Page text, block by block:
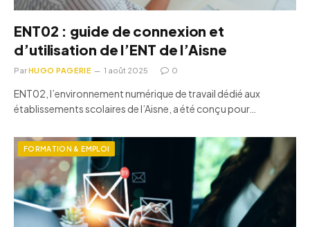
ENT02 : guide de connexion et
d’utilisation de l’ENT de l’Aisne
ParHUGO PAGERIE 1 août 2025 0
ENT02, l’environnement numérique de travail dédié aux
établissements scolaires de l’Aisne, a été conçu pour…
FORMATION & EMPLOI